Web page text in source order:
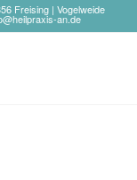
Freising | Vogelweide
an.de